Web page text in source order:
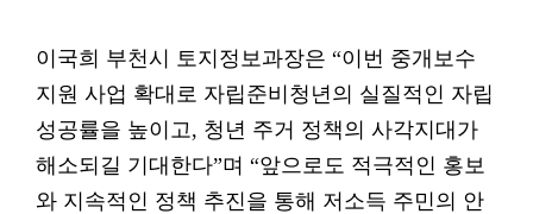
이국희 부천시 토지정보과장은 “이번 중개보수
지원 사업 확대로 자립준비청년의 실질적인 자립
성공률을 높이고, 청년 주거 정책의 사각지대가
해소되길 기대한다”며 “앞으로도 적극적인 홍보
와 지속적인 정책 추진을 통해 저소득 주민의 안